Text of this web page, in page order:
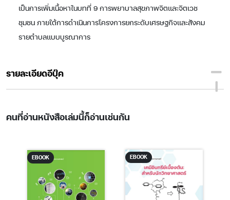
เป็นการเพิ่มเนื้อหาในบทที่ 9 การพยาบาลสุขภาพจิตและจิตเวช
ชุมชน ภายใต้การดำเนินการโครงการยกระดับเศรษฐกิจและสังคม
รายตำบลแบบบูรณาการ
รายละเอียดอีบุ๊ค
คนที่อ่านหนังสือเล่มนี้ก็อ่านเช่นกัน
EBOOK EBOOK